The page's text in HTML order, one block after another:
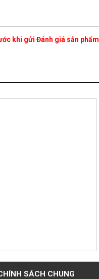
khi gửi Đánh giá sản phẩm
SÁCH CHUNG